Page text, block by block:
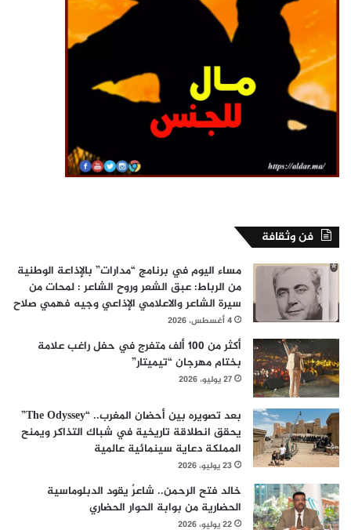
فن وثقافة
مساء اليوم في برنامج “مدارات” بالإذاعة الوطنية
من الرباط: عبق الشعر وروح الشاعر : لمحات من
سيرة الشاعر والاعلامي الإذاعي وجيه فهمي صلاح
4 أغسطس، 2026
أكثر من 100 ألف متفرج في حفل راغب علامة
بختام مهرجان “تيميتار”
27 يوليو، 2026
بعد تصويره بين أحضان المغرب.. “The Odyssey”
يحقق انطلاقة تاريخية في شباك التذاكر ويمنح
المملكة دعاية سينمائية عالمية
23 يوليو، 2026
خالد فتح الرحمن.. شاعرٌ يقود الدبلوماسية
الحضارية من بوابة الحوار الحضاري
22 يوليو، 2026